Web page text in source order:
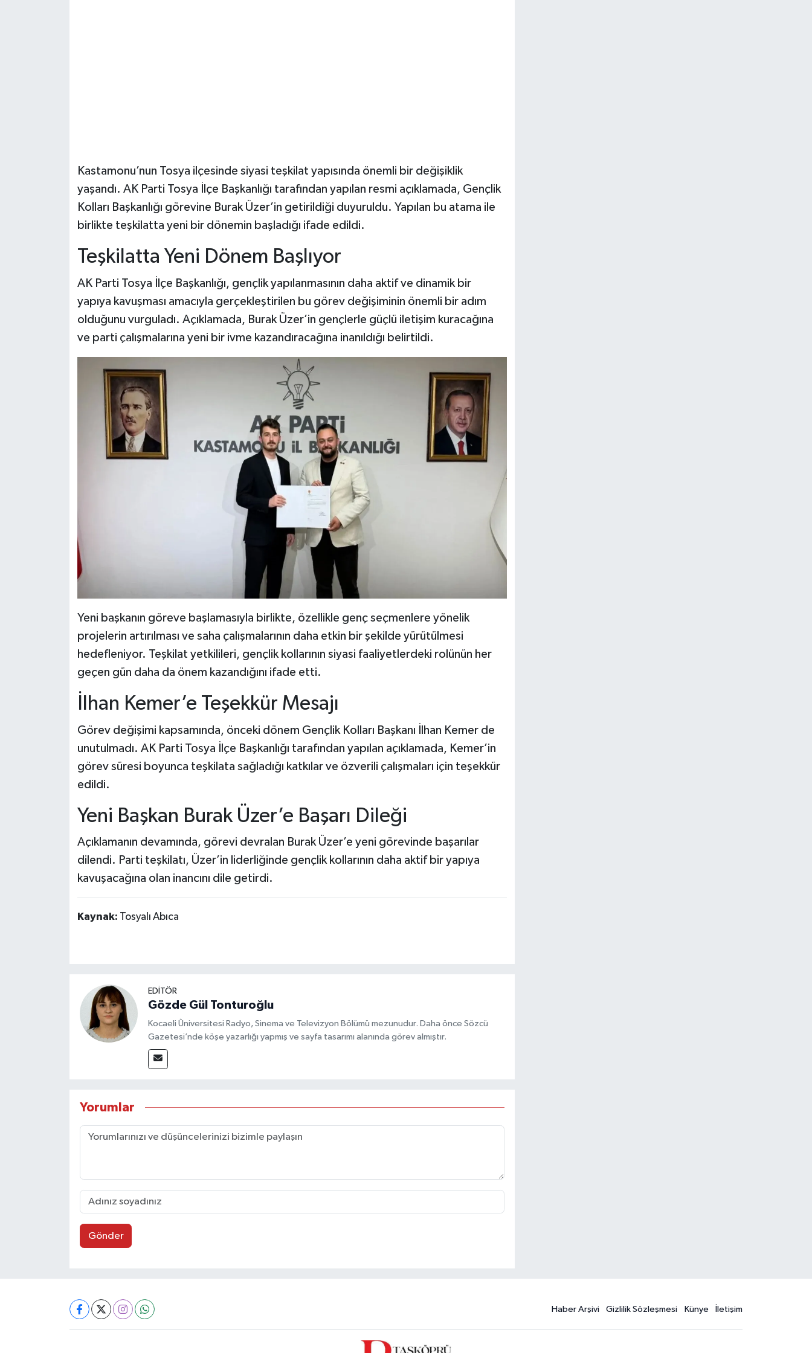
Kastamonu’nun Tosya ilçesinde siyasi teşkilat yapısında önemli bir değişiklik
yaşandı. AK Parti Tosya İlçe Başkanlığı tarafından yapılan resmi açıklamada, Gençlik
Kolları Başkanlığı görevine Burak Üzer’in getirildiği duyuruldu. Yapılan bu atama ile
birlikte teşkilatta yeni bir dönemin başladığı ifade edildi.
Teşkilatta Yeni Dönem Başlıyor
AK Parti Tosya İlçe Başkanlığı, gençlik yapılanmasının daha aktif ve dinamik bir
yapıya kavuşması amacıyla gerçekleştirilen bu görev değişiminin önemli bir adım
olduğunu vurguladı. Açıklamada, Burak Üzer’in gençlerle güçlü iletişim kuracağına
ve parti çalışmalarına yeni bir ivme kazandıracağına inanıldığı belirtildi.
Yeni başkanın göreve başlamasıyla birlikte, özellikle genç seçmenlere yönelik
projelerin artırılması ve saha çalışmalarının daha etkin bir şekilde yürütülmesi
hedefleniyor. Teşkilat yetkilileri, gençlik kollarının siyasi faaliyetlerdeki rolünün her
geçen gün daha da önem kazandığını ifade etti.
İlhan Kemer’e Teşekkür Mesajı
Görev değişimi kapsamında, önceki dönem Gençlik Kolları Başkanı İlhan Kemer de
unutulmadı. AK Parti Tosya İlçe Başkanlığı tarafından yapılan açıklamada, Kemer’in
görev süresi boyunca teşkilata sağladığı katkılar ve özverili çalışmaları için teşekkür
edildi.
Yeni Başkan Burak Üzer’e Başarı Dileği
Açıklamanın devamında, görevi devralan Burak Üzer’e yeni görevinde başarılar
dilendi. Parti teşkilatı, Üzer’in liderliğinde gençlik kollarının daha aktif bir yapıya
kavuşacağına olan inancını dile getirdi.
Kaynak: Tosyalı Abıca
EDİTÖR
Gözde Gül Tonturoğlu
Kocaeli Üniversitesi Radyo, Sinema ve Televizyon Bölümü mezunudur. Daha önce Sözcü
Gazetesi’nde köşe yazarlığı yapmış ve sayfa tasarımı alanında görev almıştır.
Yorumlar
Gönder
Haber Arşivi Gizlilik Sözleşmesi Künye İletişim
Teknoloji Haberleri
Yerel Haberler
Haber Arşivi